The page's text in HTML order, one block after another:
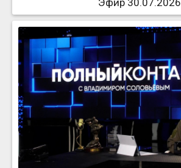
Эфир 30.07.2026